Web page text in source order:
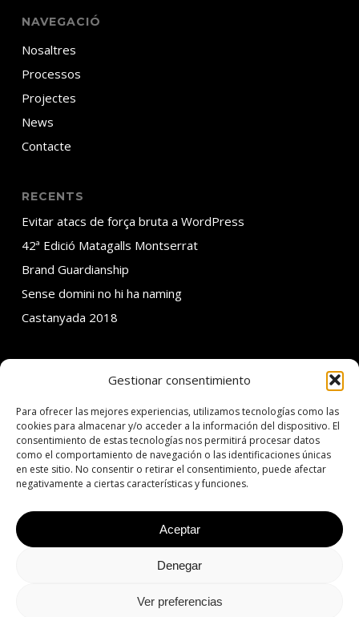
Gestionar consentimiento
Para ofrecer las mejores experiencias, utilizamos tecnologías como las
cookies para almacenar y/o acceder a la información del dispositivo. El
consentimiento de estas tecnologías nos permitirá procesar datos
como el comportamiento de navegación o las identificaciones únicas
en este sitio. No consentir o retirar el consentimiento, puede afectar
negativamente a ciertas características y funciones.
Aceptar
Denegar
Ver preferencias
NAVEGACIÓ
Nosaltres
Processos
Projectes
News
Contacte
RECENTS
Evitar atacs de força bruta a WordPress
42ª Edició Matagalls Montserrat
Brand Guardianship
Sense domini no hi ha naming
Castanyada 2018
C. Calvet 30 3er 1a
08021 Barcelona
T: +34 934 342 138
© 2026 ADDMIRA | 360º Agency Since 2001.
Política de cookies